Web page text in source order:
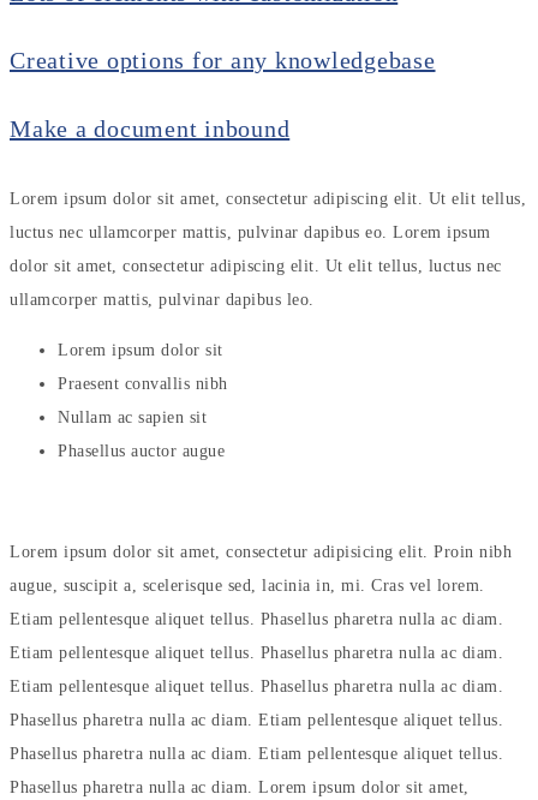
Creative options for any knowledgebase
Make a document inbound
Lorem ipsum dolor sit amet, consectetur adipiscing elit. Ut elit tellus,
luctus nec ullamcorper mattis, pulvinar dapibus eo. Lorem ipsum
dolor sit amet, consectetur adipiscing elit. Ut elit tellus, luctus nec
ullamcorper mattis, pulvinar dapibus leo.
Lorem ipsum dolor sit
Praesent convallis nibh
Nullam ac sapien sit
Phasellus auctor augue
Lorem ipsum dolor sit amet, consectetur adipisicing elit. Proin nibh
augue, suscipit a, scelerisque sed, lacinia in, mi. Cras vel lorem.
Etiam pellentesque aliquet tellus. Phasellus pharetra nulla ac diam.
Etiam pellentesque aliquet tellus. Phasellus pharetra nulla ac diam.
Etiam pellentesque aliquet tellus. Phasellus pharetra nulla ac diam.
Phasellus pharetra nulla ac diam. Etiam pellentesque aliquet tellus.
Phasellus pharetra nulla ac diam. Etiam pellentesque aliquet tellus.
Phasellus pharetra nulla ac diam. Lorem ipsum dolor sit amet,